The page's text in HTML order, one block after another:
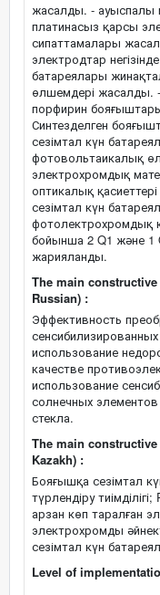
жасалды. - ауыспалы
платинасыз қарсы
сипаттамалары
электродтар
батареялары
өлшемдері жасалды. -
порфирин
Синтезделген
сезімтал күн
фотовольтаикалық
электрохромдық
оптикалық
сезімтал күн
фотолектрохромдық
бойынша 2 Q1 және 1
жарияланды.
The main
Russian) :
Эффективность
использование
качестве
использование
солнечных
стекла.
The main
Kazakh) :
Бояғышқа сезімтал
түрлендіру
арзан көп таралған
электрохромды
сезімтал күн
Level of